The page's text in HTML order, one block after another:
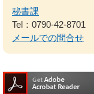
秘書課
Tel：0790-42-8701
メールでの問合せ